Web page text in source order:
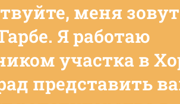
меня зовут
Я работаю
участка в
представить